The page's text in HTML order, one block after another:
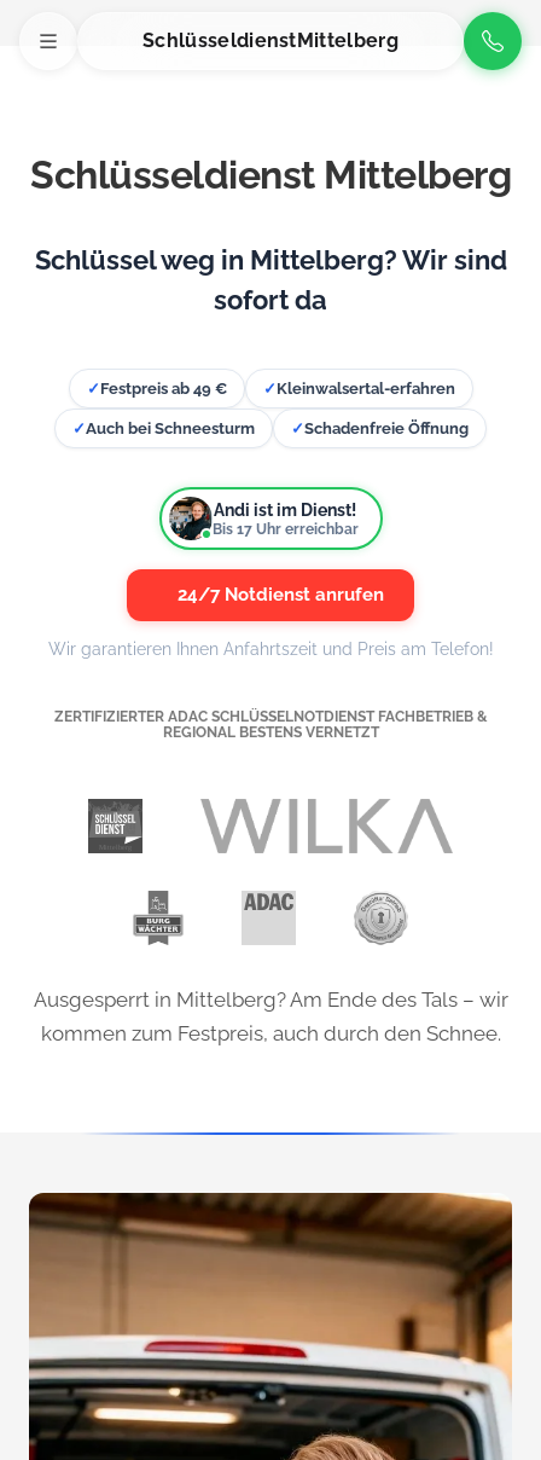
SchlüsseldienstMittelberg
Schlüsseldienst Mittelberg
Schlüssel weg in Mittelberg? Wir sind
sofort da
✓ Festpreis ab 49 € ✓ Kleinwalsertal-erfahren
✓Auch bei Schneesturm ✓Schadenfreie Öffnung
Andi ist im Dienst!
Bis 17Uhr erreichbar
24/7 Notdienst anrufen
Wir garantieren Ihnen Anfahrtszeit und Preis am Telefon!
ZERTIFIZIERTER ADAC SCHLÜSSELNOTDIENST FACHBETRIEB &
REGIONAL BESTENS VERNETZT
Ausgesperrt in Mittelberg? Am Ende des Tals – wir
kommen zum Festpreis, auch durch den Schnee.